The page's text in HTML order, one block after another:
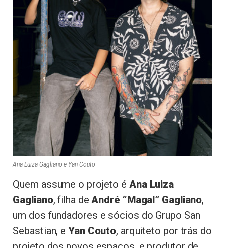
Ana Luiza Gagliano e Yan Couto
Quem assume o projeto é Ana Luiza
Gagliano, filha de André “Magal” Gagliano,
um dos fundadores e sócios do Grupo San
Sebastian, eYan Couto, arquiteto por trás do